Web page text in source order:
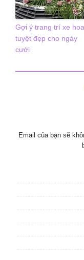
Gợi ý trang trí xe hoa
tuyệt đẹp cho ngày
cưới
Email của bạn sẽ